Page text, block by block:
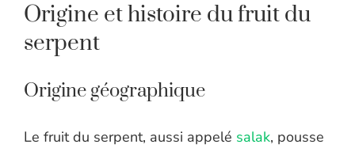
Origine et histoire du fruit du
serpent
Origine géographique
Le fruit du serpent, aussi appelé salak, pousse